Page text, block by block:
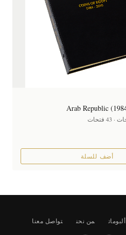
أضف للسلة
ألبومات من نحن تواصل معنا